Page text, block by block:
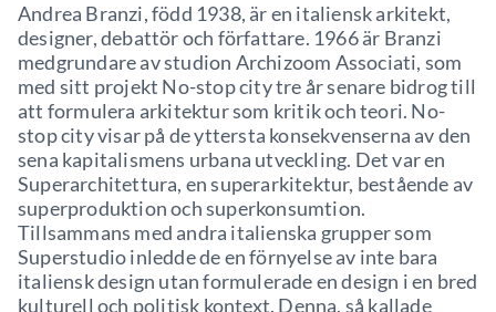
Andrea Branzi, född 1938, är en italiensk arkitekt,
designer, debattör och författare. 1966 är Branzi
medgrundare av studion Archizoom Associati, som
med sitt projekt No-stop city tre år senare bidrog till
att formulera arkitektur som kritik och teori. No-
stop city visar på de yttersta konsekvenserna av den
sena kapitalismens urbana utveckling. Det var en
Superarchitettura, en superarkitektur, bestående av
superproduktion och superkonsumtion.
Tillsammans med andra italienska grupper som
Superstudio inledde de en förnyelse av inte bara
italiensk design utan formulerade en design i en bred
kulturell och politisk kontext. Denna, så kallade